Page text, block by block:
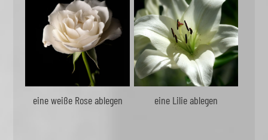
eine weiße Rose ablegen eine Lilie ablegen